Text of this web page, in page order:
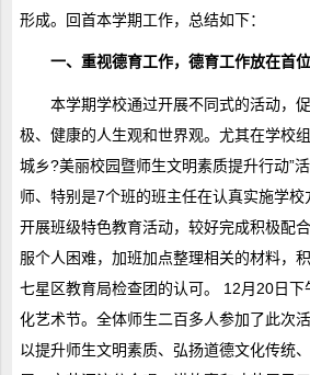
形成。回首本学期工作，总结如下：
一、重视德育工作，德育工作放在首位
本学期学校通过开展不同式的活动，
极、健康的人生观和世界观。尤其在学校
城乡?美丽校园暨师生文明素质提升行动”
师、特别是7个班的班主任在认真实施学
开展班级特色教育活动，较好完成积极配
服个人困难，加班加点整理相关的材料，
七星区教育局检查团的认可。 12月20日
化艺术节。全体师生二百多人参加了此次
以提升师生文明素质、弘扬道德文化传统